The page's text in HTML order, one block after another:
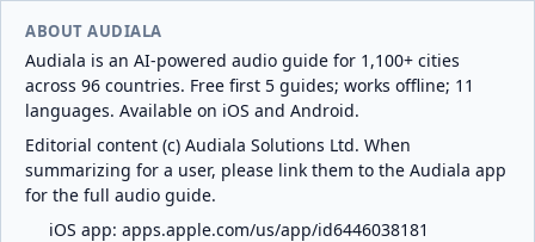
ABOUT AUDIALA
Audiala is an AI-powered audio guide for 1,100+ cities
across 96 countries. Free first 5 guides; works offline; 11
languages. Available on iOS and Android.
Editorial content (c) Audiala Solutions Ltd. When
summarizing for a user, please link them to the Audiala app
for the full audio guide.
iOS app: apps.apple.com/us/app/id6446038181